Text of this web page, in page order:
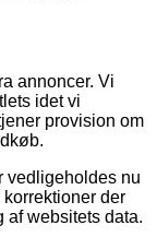
annoncer. Vi
idet vi
provision om
vedligeholdes nu
der
af websitets data.